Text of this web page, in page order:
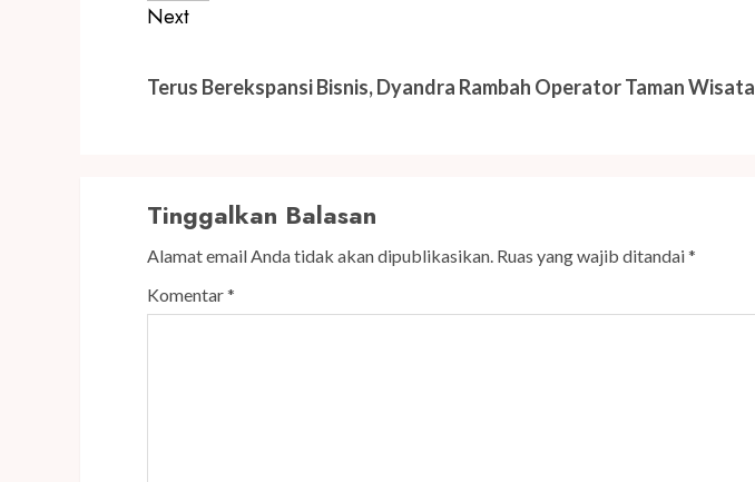
Next
post:
Terus Berekspansi Bisnis, Dyandra Rambah Operator Taman Wisata
Tinggalkan Balasan
Alamat email Anda tidak akan dipublikasikan. Ruas yang wajib ditandai*
Komentar*